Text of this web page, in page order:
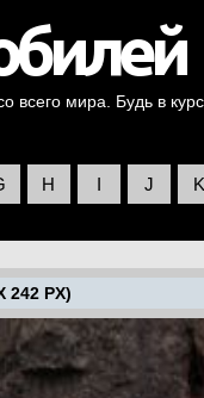
всего мира. Будь в
H I J K
242 PX)